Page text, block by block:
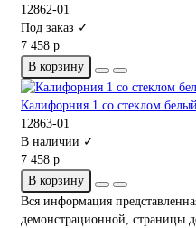
12862-01
Под заказ ✓
7 458 р
В корзину
Калифорния 1 со стеклом белый
12863-01
В наличии ✓
7 458 р
В корзину
Вся информация
демонстрационной, страницы